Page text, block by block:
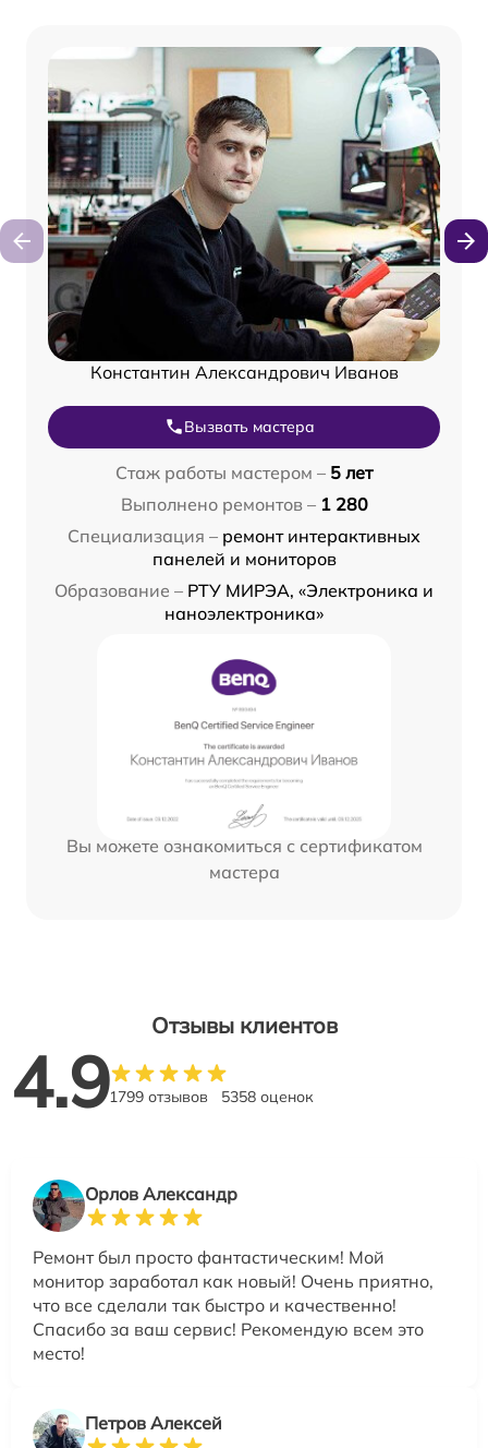
Константин Александрович Иванов
Вызвать мастера
Стаж работы мастером – 5 лет
Выполнено ремонтов – 1 280
Специализация – ремонт интерактивных
панелей и мониторов
Образование – РТУ МИРЭА, «Электроника и
наноэлектроника»
Вы можете ознакомиться с сертификатом
мастера
Отзывы клиентов
4.91799 отзывов 5358 оценок
Орлов Александр
Ремонт был просто фантастическим! Мой
монитор заработал как новый! Очень приятно,
что все сделали так быстро и качественно!
Спасибо за ваш сервис! Рекомендую всем это
место!
Петров Алексей